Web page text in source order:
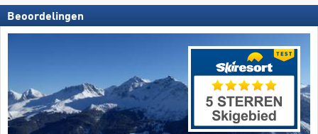
Beoordelingen